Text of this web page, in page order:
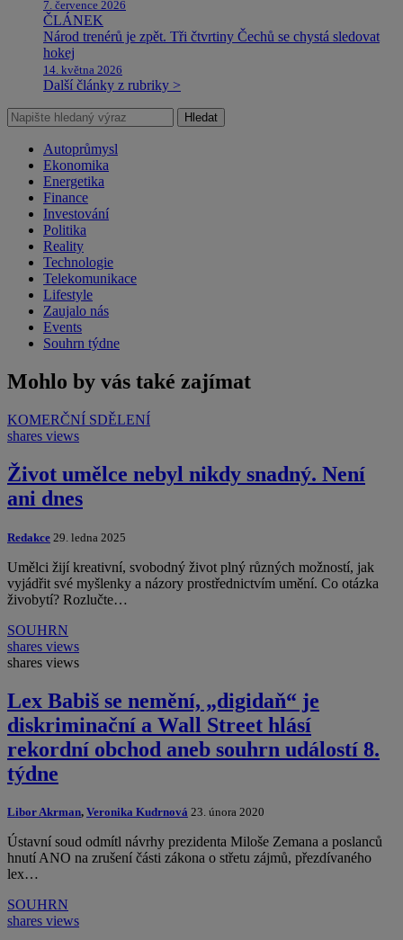
7. července 2026
ČLÁNEK
Národ trenérů je zpět. Tři čtvrtiny Čechů se chystá sledovat
hokej
14. května 2026
Další články z rubriky >
Hledat
Autoprůmysl
Ekonomika
Energetika
Finance
Investování
Politika
Reality
Technologie
Telekomunikace
Lifestyle
Zaujalo nás
Events
Souhrn týdne
Mohlo by vás také zajímat
KOMERČNÍ SDĚLENÍ
shares views
Život umělce nebyl nikdy snadný. Není
ani dnes
Redakce 29. ledna 2025
Umělci žijí kreativní, svobodný život plný různých možností, jak
vyjádřit své myšlenky a názory prostřednictvím umění. Co otázka
živobytí? Rozlučte…
SOUHRN
shares views
shares views
Lex Babiš se nemění, „digidaň“ je
diskriminační a Wall Street hlásí
rekordní obchod aneb souhrn událostí 8.
týdne
Libor Akrman, Veronika Kudrnová 23. února 2020
Ústavní soud odmítl návrhy prezidenta Miloše Zemana a poslanců
hnutí ANO na zrušení části zákona o střetu zájmů, přezdívaného
lex…
SOUHRN
shares views